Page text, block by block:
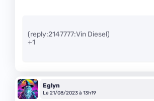
(reply:2147777:Vin Diesel)
+1
Eglyn
Le 21/08/2023 à 13h19